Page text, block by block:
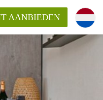
AANBIEDEN